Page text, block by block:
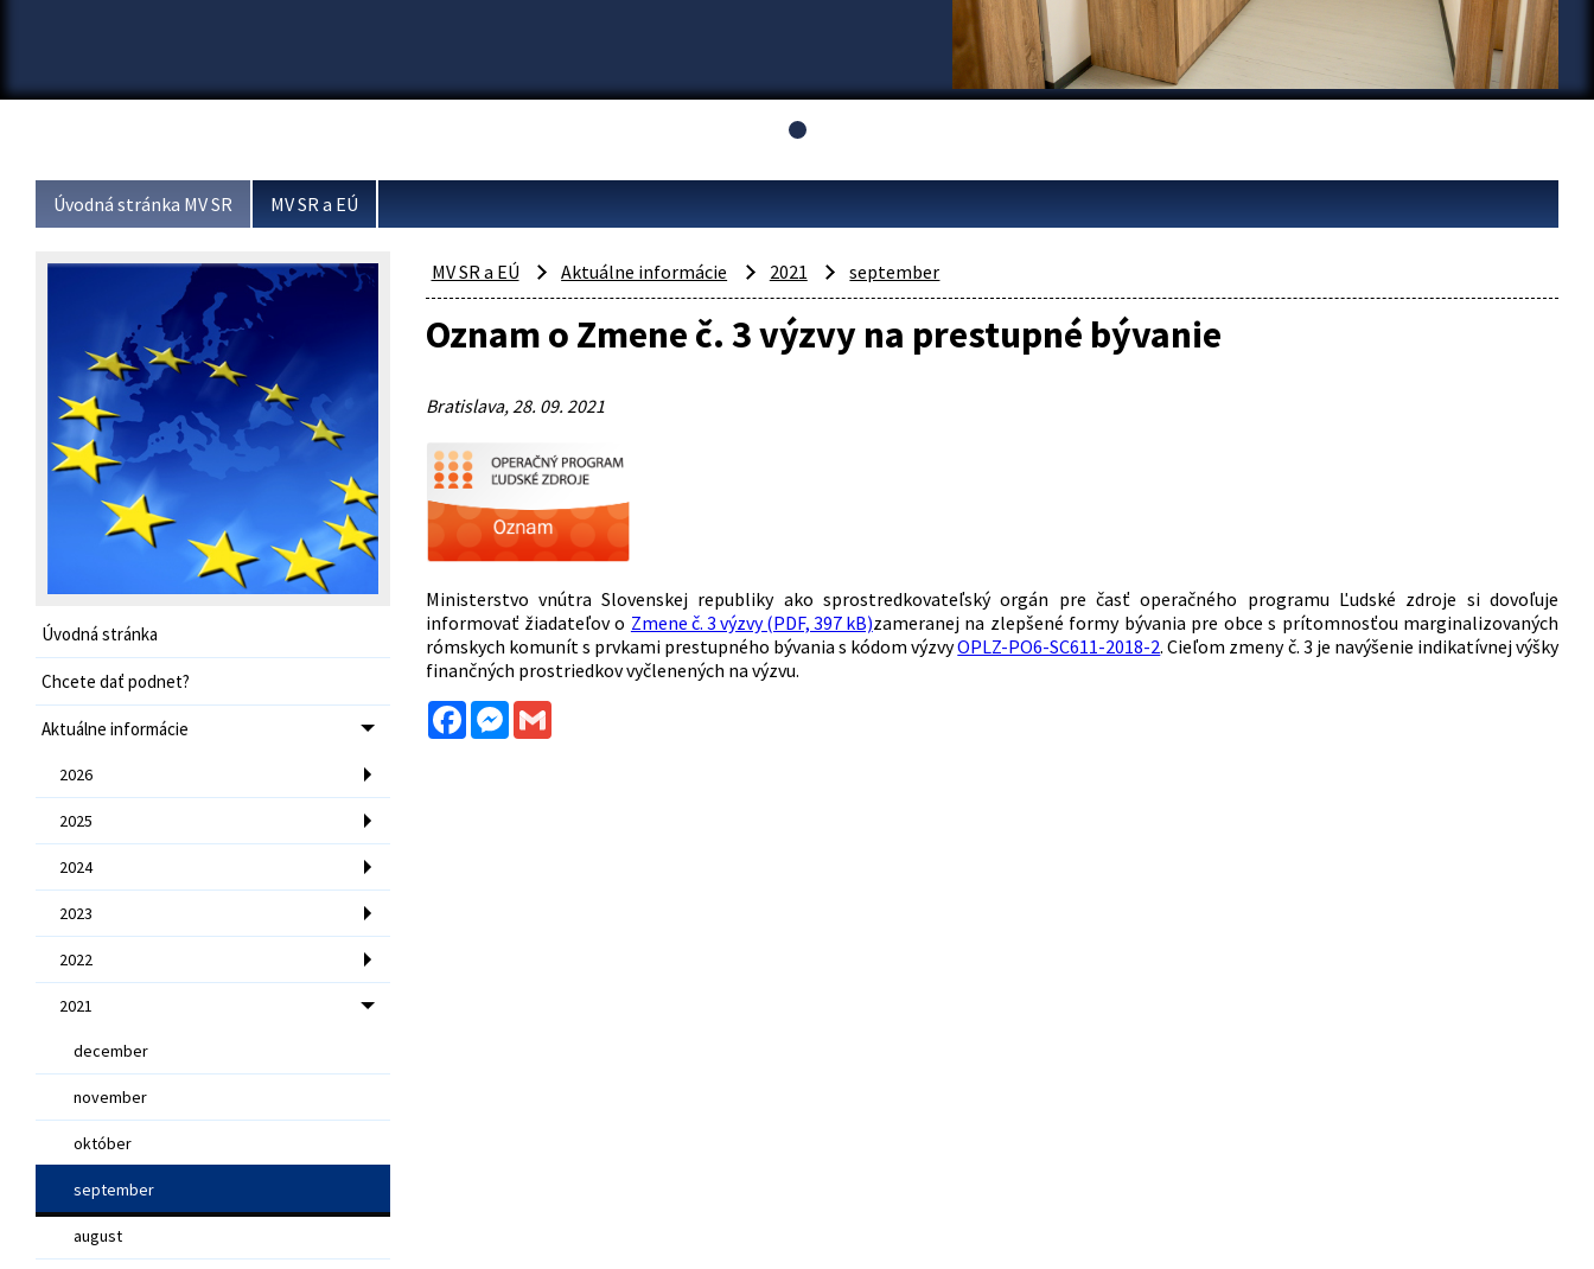
Úvodná stránka MV SR MV SR a EÚ
Úvodná stránka
Chcete dať podnet?
Aktuálne informácie
2026
2025
2024
2023
2022
2021
december
november
október
september
august
MV SR a EÚ Aktuálne informácie 2021 september
Oznam o Zmene č. 3 výzvy na prestupné bývanie
Bratislava, 28. 09. 2021
Ministerstvo vnútra Slovenskej republiky ako sprostredkovateľský orgán pre časť operačného programu Ľudské zdroje si dovoľuje
informovať žiadateľov o Zmene č. 3 výzvy (PDF, 397 kB)zameranej na zlepšené formy bývania pre obce s prítomnosťou marginalizovaných
rómskych komunít s prvkami prestupného bývania s kódom výzvyOPLZ-PO6-SC611-2018-2. Cieľom zmeny č. 3 je navýšenie indikatívnej výšky
finančných prostriedkov vyčlenených na výzvu.
FacebookMessenger
Gmail